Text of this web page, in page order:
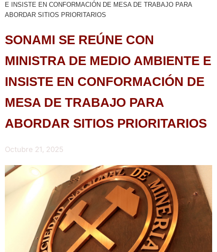
E INSISTE EN CONFORMACIÓN DE MESA DE TRABAJO PARA
ABORDAR SITIOS PRIORITARIOS
SONAMI SE REÚNE CON
MINISTRA DE MEDIO AMBIENTE E
INSISTE EN CONFORMACIÓN DE
MESA DE TRABAJO PARA
ABORDAR SITIOS PRIORITARIOS
Octubre 21, 2025